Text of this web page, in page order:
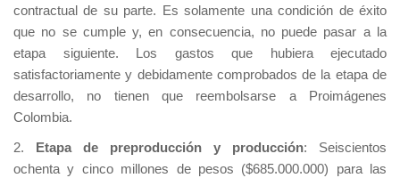
contractual de su parte. Es solamente una condición de éxito
que no se cumple y, en consecuencia, no puede pasar a la
etapa siguiente. Los gastos que hubiera ejecutado
satisfactoriamente y debidamente comprobados de la etapa de
desarrollo, no tienen que reembolsarse a Proimágenes
Colombia.
2. Etapa de preproducción y producción: Seiscientos
ochenta y cinco millones de pesos ($685.000.000) para las